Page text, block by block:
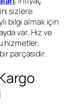
sizlere
bilgi almak için
var. Hız ve
hizmetler,
parçasıdır.